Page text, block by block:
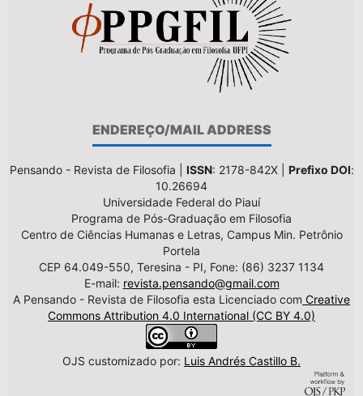
ENDEREÇO/MAIL ADDRESS
Pensando - Revista de Filosofia | ISSN: 2178-842X | Prefixo DOI:
10.26694
Universidade Federal do Piauí
Programa de Pós-Graduação em Filosofia
Centro de Ciências Humanas e Letras, Campus Min. Petrônio
Portela
CEP 64.049-550, Teresina - PI, Fone: (86) 3237 1134
E-mail: revista.pensando@gmail.com
A Pensando - Revista de Filosofia esta Licenciado com Creative
Commons Attribution 4.0 International (CC BY 4.0)
OJS customizado por: Luis Andrés Castillo B.